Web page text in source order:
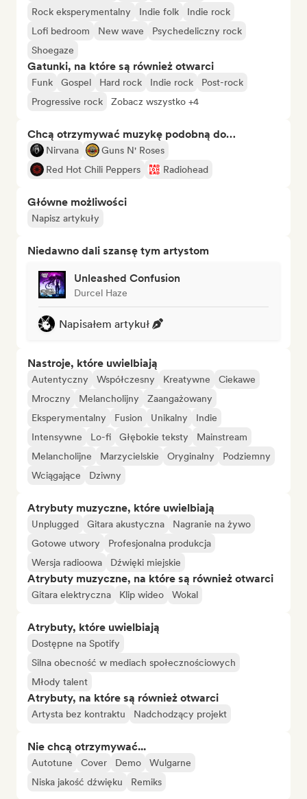
Rock eksperymentalny
Indie folk
Indie rock
Lofi bedroom
New wave
Psychedeliczny rock
Shoegaze
Gatunki, na które są również otwarci
Funk Gospel Hard rock Indie rock
Post-rock
Progressive rock
Zobacz wszystko +4
Chcą otrzymywać muzykę podobną do…
Nirvana
Guns N' Roses
Red Hot Chili Peppers
Radiohead
Główne możliwości
Napisz artykuły
Niedawno dali szansę tym artystom
Unleashed Confusion
Durcel Haze
Napisałem artykuł
Nastroje, które uwielbiają
Autentyczny Współczesny Kreatywne
Ciekawe
Mroczny
Melancholijny
Zaangażowany
Eksperymentalny
Fusion Unikalny
Indie
Intensywne
Lo-fi Głębokie teksty
Mainstream
Melancholijne
Marzycielskie Oryginalny
Podziemny
Wciągające
Dziwny
Atrybuty muzyczne, które uwielbiają
Unplugged Gitara akustyczna
Nagranie na żywo
Gotowe utwory
Profesjonalna produkcja
Wersja radioowa
Dźwięki miejskie
Atrybuty muzyczne, na które są również otwarci
Gitara elektryczna Klip wideo Wokal
Atrybuty, które uwielbiają
Dostępne na Spotify
Silna obecność w mediach społecznościowych
Młody talent
Atrybuty, na które są również otwarci
Artysta bez kontraktu Nadchodzący projekt
Nie chcą otrzymywać...
Autotune Cover Demo
Wulgarne
Niska jakość dźwięku
Remiks